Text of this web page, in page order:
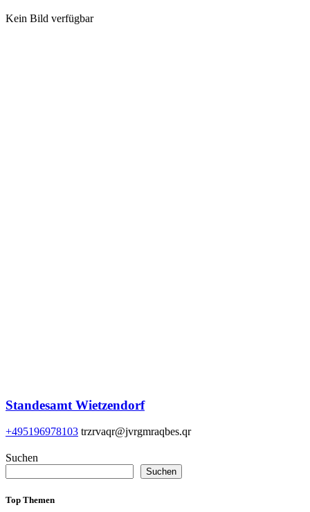
Kein Bild verfügbar
Standesamt Wietzendorf
+495196978103 trzrvaqr@jvrgmraqbes.qr
Suchen
Suchen
Top Themen